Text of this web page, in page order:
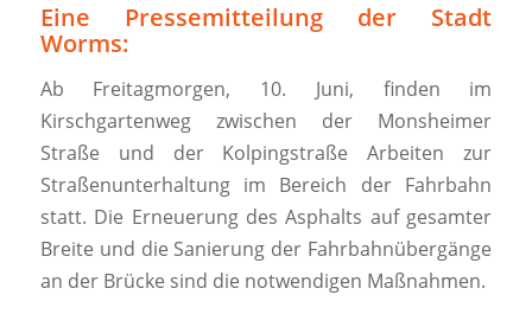
Eine Pressemitteilung der Stadt
Worms:
Ab Freitagmorgen, 10. Juni, finden im
Kirschgartenweg zwischen der Monsheimer
Straße und der Kolpingstraße Arbeiten zur
Straßenunterhaltung im Bereich der Fahrbahn
statt. Die Erneuerung des Asphalts auf gesamter
Breite und die Sanierung der Fahrbahnübergänge
an der Brücke sind die notwendigen Maßnahmen.